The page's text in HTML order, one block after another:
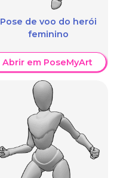
Pose de voo do herói
feminino
Abrir em PoseMyArt